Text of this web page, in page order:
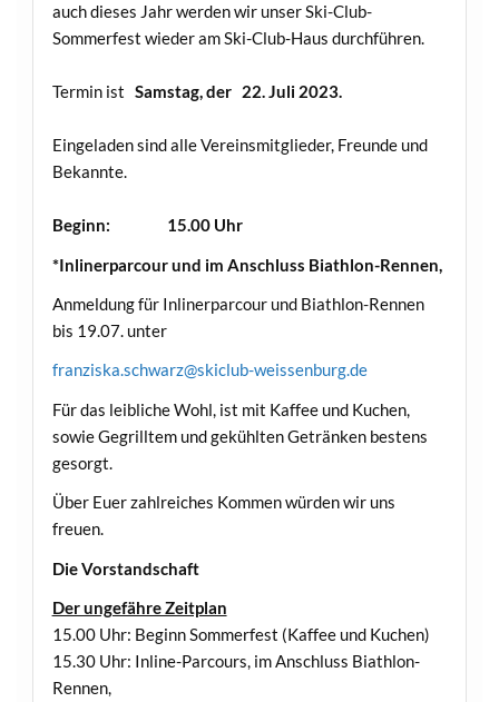
auch dieses Jahr werden wir unser Ski-Club-
Sommerfest wieder am Ski-Club-Haus durchführen.
Termin ist Samstag, der 22. Juli 2023.
Eingeladen sind alle Vereinsmitglieder, Freunde und
Bekannte.
Beginn:
15.00 Uhr
*Inlinerparcour und im Anschluss Biathlon-Rennen,
Anmeldung für Inlinerparcour und Biathlon-Rennen
bis 19.07. unter
franziska.schwarz@skiclub-weissenburg.de
Für das leibliche Wohl, ist mit Kaffee und Kuchen,
sowie Gegrilltem und gekühlten Getränken bestens
gesorgt.
Über Euer zahlreiches Kommen würden wir uns
freuen.
Die Vorstandschaft
Der ungefähre Zeitplan
15.00 Uhr: Beginn Sommerfest (Kaffee und Kuchen)
15.30 Uhr: Inline-Parcours, im Anschluss Biathlon-
Rennen,